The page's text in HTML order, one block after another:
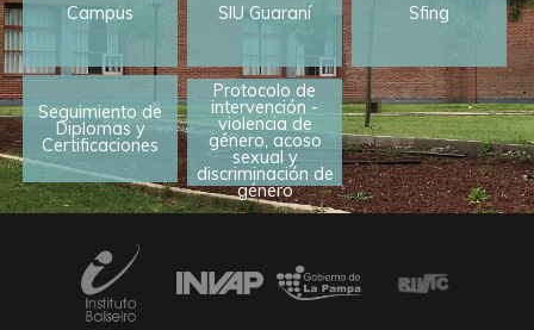
Campus SIU Guaraní Sfing
Seguimiento de
Diplomas y
Certificaciones
Protocolo de
intervención -
violencia de
género, acoso
sexual y
discriminación de
género